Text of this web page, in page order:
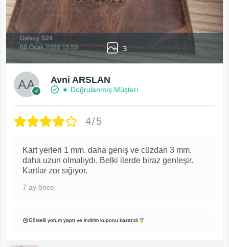
3
Avni ARSLAN
★ Doğrulanmış Müşteri
4/5
Kart yerleri 1 mm. daha geniş ve cüzdan 3 mm.
daha uzun olmalıydı. Belki ilerde biraz genleşir.
Kartlar zor sığıyor.
7 ay önce
Görselli yorum yaptı ve indirim kuponu kazandı